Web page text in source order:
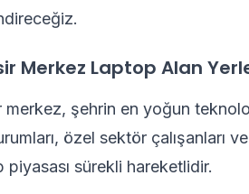
Merkez Laptop Alan
merkez, şehrin en yoğun
özel sektör çalışanları
piyasası sürekli hareketlidir.